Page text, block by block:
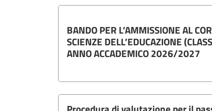
BANDO PER L’AMMISSIONE AL
SCIENZE DELL’EDUCAZIONE
ANNO ACCADEMICO 2026/2027